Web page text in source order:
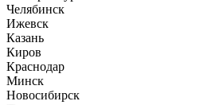
Челябинск
Ижевск
Казань
Киров
Краснодар
Минск
Новосибирск